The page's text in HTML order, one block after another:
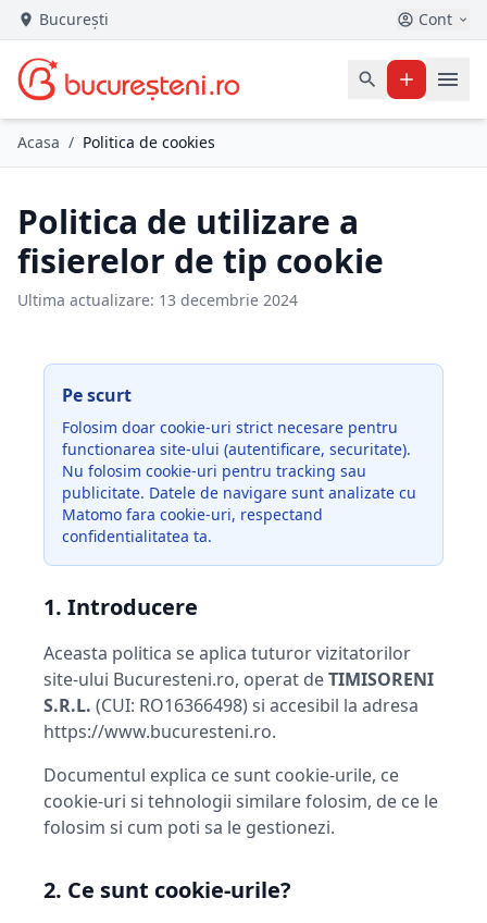
București Cont
Acasa / Politica de cookies
Politica de utilizare a
fisierelor de tip cookie
Ultima actualizare: 13 decembrie 2024
Pe scurt
Folosim doar cookie-uri strict necesare pentru
functionarea site-ului (autentificare, securitate).
Nu folosim cookie-uri pentru tracking sau
publicitate. Datele de navigare sunt analizate cu
Matomo fara cookie-uri, respectand
confidentialitatea ta.
1. Introducere
Aceasta politica se aplica tuturor vizitatorilor
site-ului Bucuresteni.ro, operat deTIMISORENI
S.R.L. (CUI: RO16366498) si accesibil la adresa
https://www.bucuresteni.ro.
Documentul explica ce sunt cookie-urile, ce
cookie-uri si tehnologii similare folosim, de ce le
folosim si cum poti sa le gestionezi.
2. Ce sunt cookie-urile?